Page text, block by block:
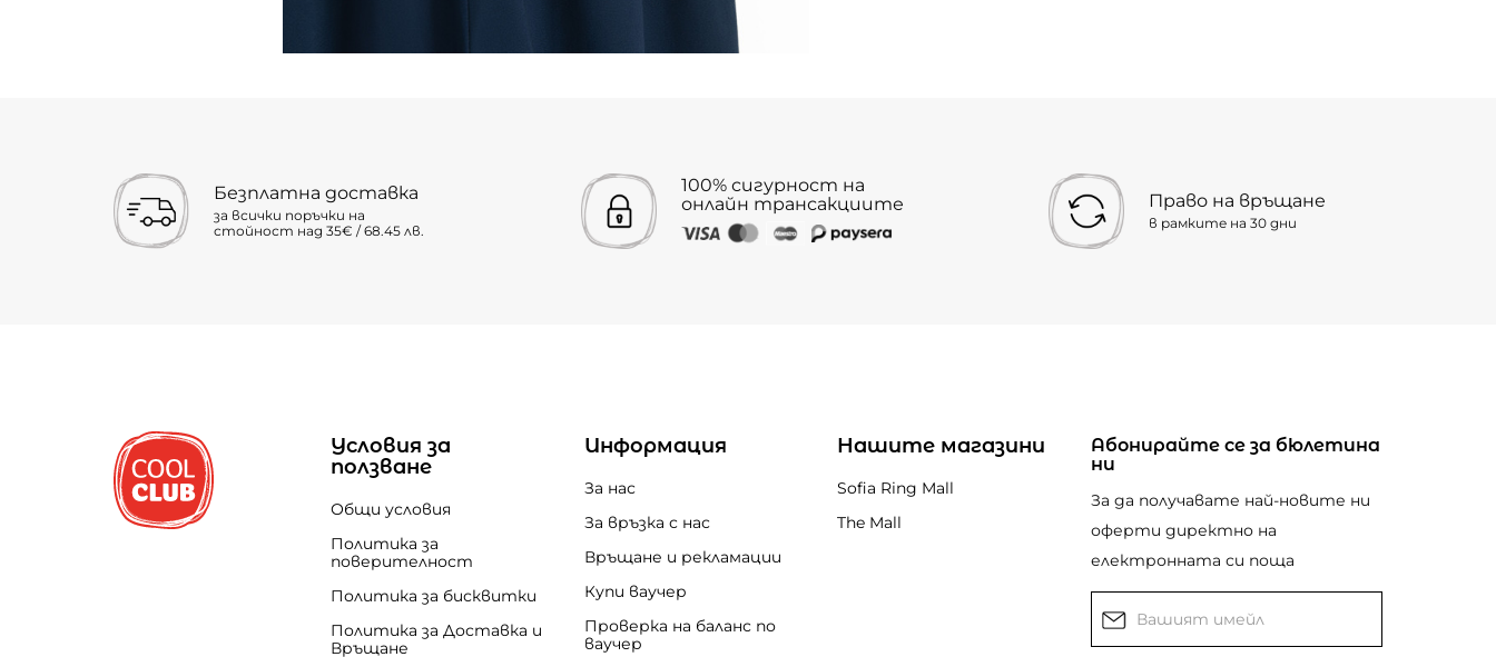
Безплатна доставка
за всички поръчки на
стойност над 35€ / 68.45 лв.
100% сигурност на
онлайн трансакциите
Право на връщане
в рамките на 30 дни
Условия за
ползване
Общи условия
Политика за
поверителност
Политика за бисквитки
Политика за Доставка и
Връщане
Информация
За нас
За връзка с нас
Връщане и рекламации
Купи ваучер
Проверка на баланс по
ваучер
Нашите магазини
Sofia Ring Mall
The Mall
Абонирайте се за бюлетина
ни
За да получавате най-новите ни
оферти директно на
електронната си поща